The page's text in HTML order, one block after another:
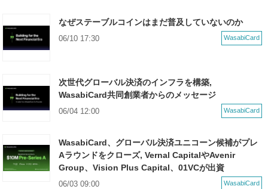
なぜステーブルコインはまだ普及していないのか
WasabiCard
06/10 17:30
次世代グローバル決済のインフラを構築,
WasabiCard共同創業者からのメッセージ
WasabiCard
06/04 12:00
WasabiCard、グローバル決済ユニコーン候補がプレ
Aラウンドをクローズ, Vernal CapitalやAvenir
Group、Vision Plus Capital、01VCが出資
WasabiCard
06/03 09:00